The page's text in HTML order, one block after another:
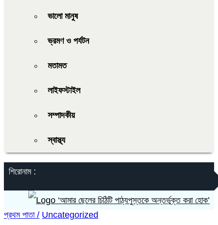
ভালো মানুষ
ভ্রমণ ও পর্যটন
মতামত
লাইফস্টাইল
সম্পাদকীয়
স্বাস্থ্য
শিরোনাম :
‘আমার ছেলের চিঠিটি পাঠ্যপুস্তকে অন্তর্ভুক্ত করা হোক’
প্রথম পাতা / Uncategorized